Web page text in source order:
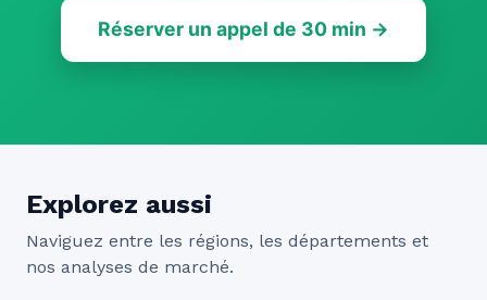
Réserver un appel de 30 min →
Explorez aussi
Naviguez entre les régions, les départements et
nos analyses de marché.